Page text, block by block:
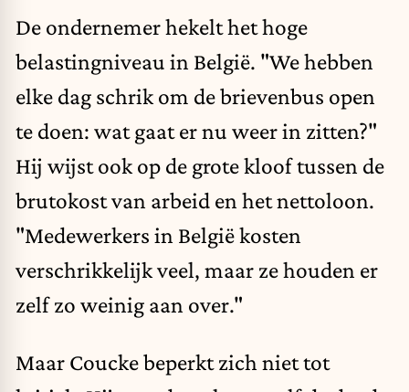
De ondernemer hekelt het hoge
belastingniveau in België. "We hebben
elke dag schrik om de brievenbus open
te doen: wat gaat er nu weer in zitten?"
Hij wijst ook op de grote kloof tussen de
brutokost van arbeid en het nettoloon.
"Medewerkers in België kosten
verschrikkelijk veel, maar ze houden er
zelf zo weinig aan over."
Maar Coucke beperkt zich niet tot